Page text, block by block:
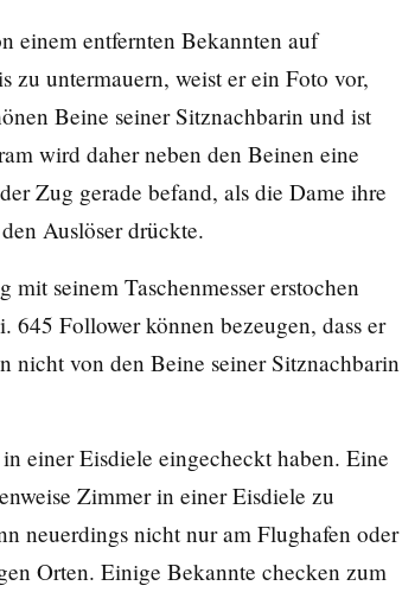
einem entfernten Bekannten auf
untermauern, weist er ein Foto vor,
Beine seiner Sitznachbarin und ist
wird daher neben den Beinen eine
Zug gerade befand, als die Dame ihre
Auslöser drückte.
seinem Taschenmesser erstochen
Follower können bezeugen, dass er
nicht von den Beine seiner Sitznachbarin
einer Eisdiele eingecheckt haben. Eine
Zimmer in einer Eisdiele zu
neuerdings nicht nur am Flughafen oder
Orten. Einige Bekannte checken zum